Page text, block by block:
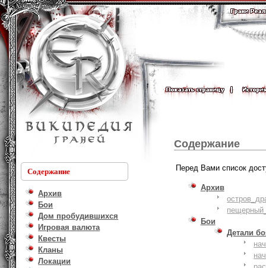
Содержание
Архив
Бои
Дом пробудившихся
Игровая валюта
Квесты
Кланы
Локации
Содержание
Перед Вами список
Архив
Бои
Детали